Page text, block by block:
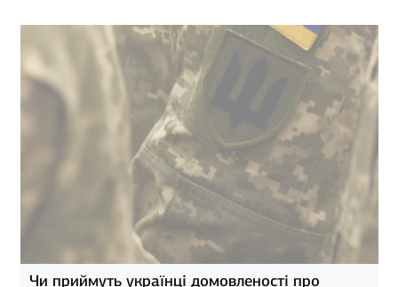
Чи приймуть українці домовленості про